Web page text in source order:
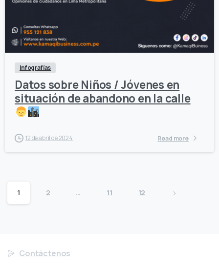
0
Infografías
Datos sobre Niños / Jóvenes en
situación de abandono en la calle
12 de abril de 2024 Read more
1 2 … 11 12
Contáctenos